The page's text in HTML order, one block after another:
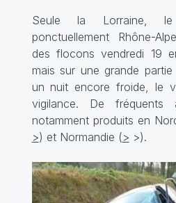
Seule la Lorraine,
ponctuellement Rhône-
des flocons vendredi 19
mais sur une grande
un nuit encore froide, le
vigilance. De fréquents
notamment produits en
>) et Normandie (> >).